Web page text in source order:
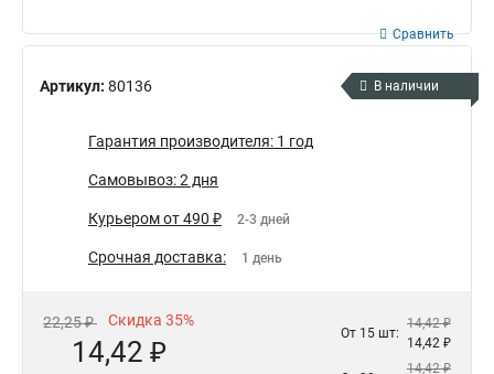
Артикул: 80136
Сравнить
В наличии
Гарантия производителя: 1 год
Самовывоз: 2 дня
Курьером от 490 ₽ 2-3 дней
Срочная доставка: 1 день
22,25 ₽ Скидка 35%
14,42 ₽
От 15 шт:
14,42 ₽
14,42 ₽
14,42 ₽